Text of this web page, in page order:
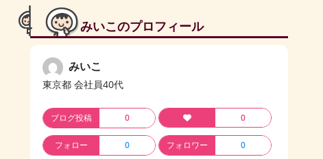
みいこのプロフィール
みいこ
東京都 会社員40代
ブログ投稿 0 0
フォロー 0 フォロワー 0